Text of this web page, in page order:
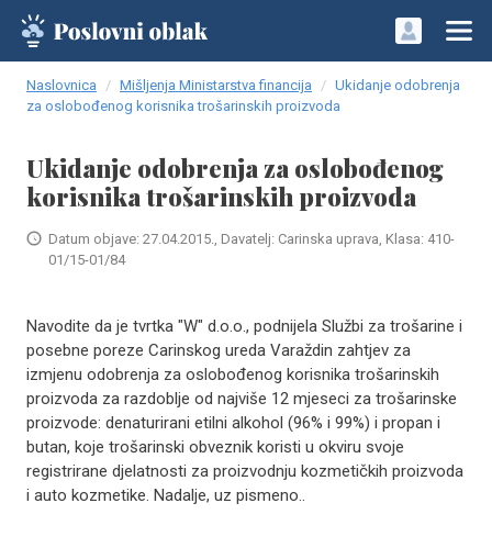
Naslovnica Mišljenja Ministarstva financija
Ukidanje odobrenja
za oslobođenog korisnika trošarinskih proizvoda
Ukidanje odobrenja za oslobođenog
korisnika trošarinskih proizvoda
Datum objave: 27.04.2015., Davatelj: Carinska uprava, Klasa: 410-
01/15-01/84
Navodite da je tvrtka "W" d.o.o., podnijela Službi za trošarine i
posebne poreze Carinskog ureda Varaždin zahtjev za
izmjenu odobrenja za oslobođenog korisnika trošarinskih
proizvoda za razdoblje od najviše 12 mjeseci za trošarinske
proizvode: denaturirani etilni alkohol (96% i 99%) i propan i
butan, koje trošarinski obveznik koristi u okviru svoje
registrirane djelatnosti za proizvodnju kozmetičkih proizvoda
i auto kozmetike. Nadalje, uz pismeno..